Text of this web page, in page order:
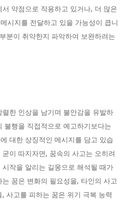
약점으로 작용하고 있거나, 더 많은
시지를 전달하고 있을 가능성이 큽니
분이 취약한지 파악하여 보완하려는
한 인상을 남기며 불안감을 유발하
불행을 직접적으로 예고하기보다는
대한 상징적인 메시지를 담고 있습
이 따지자면, 꿈속의 사고는 오히려
작을 알리는 길몽으로 해석될 때가
꿈은 변화의 필요성을, 타인의 사고
사고를 피하는 꿈은 위기 극복 능력